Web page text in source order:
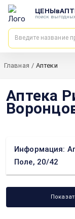
поиск
Главная / Аптеки
Аптека
Информация:
Поле, 20/42